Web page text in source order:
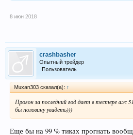
8 июн 2018
crashbasher
Опытный трейдер
Пользователь
Muxan303 сказал(а): ↑
Прогон за последний год дает в тестере аж
бы половину увидеть)))
Еще бы на 99 % тиках прогнать